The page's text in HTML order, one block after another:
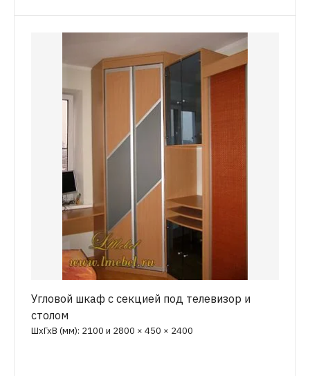
Угловой шкаф с секцией под телевизор и
столом
ШхГхВ (мм): 2100 и 2800 × 450 × 2400